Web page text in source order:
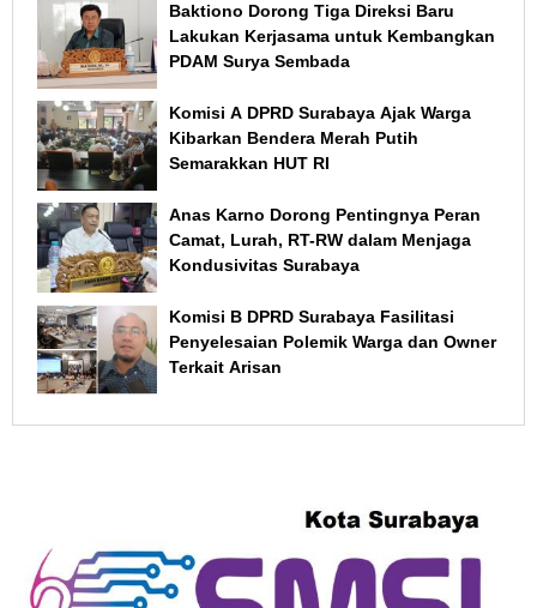
Baktiono Dorong Tiga Direksi Baru
Lakukan Kerjasama untuk Kembangkan
PDAM Surya Sembada
Komisi A DPRD Surabaya Ajak Warga
Kibarkan Bendera Merah Putih
Semarakkan HUT RI
Anas Karno Dorong Pentingnya Peran
Camat, Lurah, RT-RW dalam Menjaga
Kondusivitas Surabaya
Komisi B DPRD Surabaya Fasilitasi
Penyelesaian Polemik Warga dan Owner
Terkait Arisan